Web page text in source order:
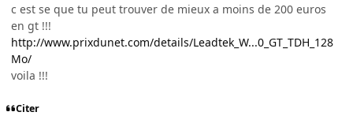
c est se que tu peut trouver de mieux a moins de 200 euros
en gt !!!
http://www.prixdunet.com/details/Leadtek_W...0_GT_TDH_128
Mo/
voila !!!
Citer